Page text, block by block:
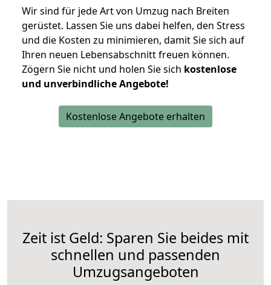
Wir sind für jede Art von Umzug nach Breiten
gerüstet. Lassen Sie uns dabei helfen, den Stress
und die Kosten zu minimieren, damit Sie sich auf
Ihren neuen Lebensabschnitt freuen können.
Zögern Sie nicht und holen Sie sich kostenlose
und unverbindliche Angebote!
Kostenlose Angebote erhalten
Zeit ist Geld: Sparen Sie beides mit
schnellen und passenden
Umzugsangeboten